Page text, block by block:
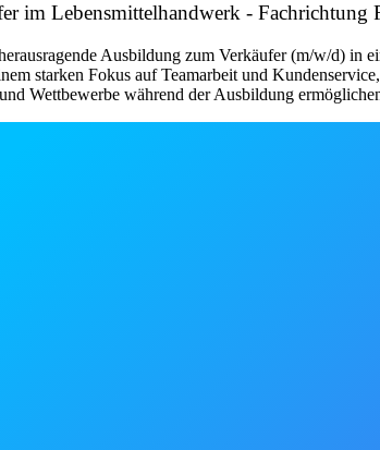
im Lebensmittelhandwerk -
Ausbildung zum Verkäufer (m/w/d) in
starken Fokus auf Teamarbeit und
Wettbewerbe während der Ausbildung